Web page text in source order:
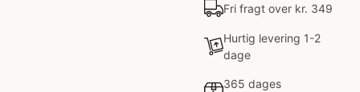
Fri fragt over kr. 349
Hurtig levering 1-2
dage
365 dages